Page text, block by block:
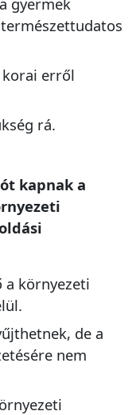
korai erről
rá.
kapnak a
a környezeti
de a
nem